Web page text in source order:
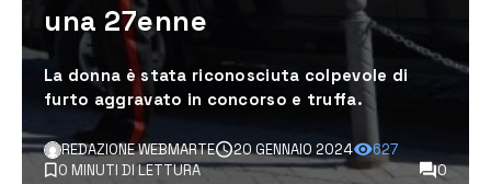
una 27enne
La donna è stata riconosciuta colpevole di
furto aggravato in concorso e truffa.
REDAZIONE WEBMARTE 20 GENNAIO 2024
627
0 MINUTI DI LETTURA
0